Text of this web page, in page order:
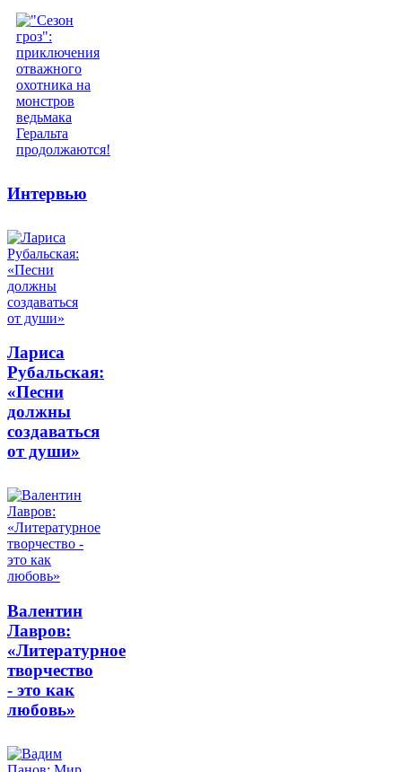
Интервью
Лариса
Рубальская:
«Песни
должны
создаваться
от души»
Валентин
Лавров:
«Литературное
творчество
- это как
любовь»